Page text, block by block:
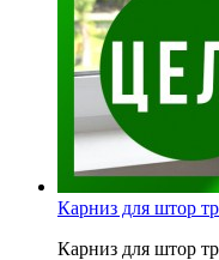
Карниз для штор
Карниз для штор